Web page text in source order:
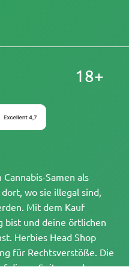
Samen als
wo sie illegal sind,
Mit dem Kauf
bist und deine örtlichen
Herbies Head Shop
für Rechtsverstöße. Die
dieser Seite wurden
18+